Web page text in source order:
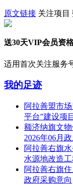
原文链接 关注项目
送30天VIP会员资
适用首次关注服务
我的足迹
阿拉善盟市
平台”建设项
额济纳旗文
2026年06月
阿拉善右旗
水源地改造
阿拉善右旗
政府采购意向